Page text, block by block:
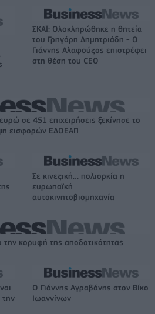
ΣΚΑΪ: Ολοκληρώθηκε η θητεία
του Γρηγόρη Δημητριάδη - Ο
Γιάννης Αλαφούζος επιστρέφει
στη θέση του CEO
σε 451 επιχειρήσεις ξεκίνησε το
εισφορών ΕΔΟΕΑΠ
Σε κινεζική… πολιορκία η
ευρωπαϊκή
αυτοκινητοβιομηχανία
κορυφή της αποδοτικότητας
Ο Γιάννης Αγραβάνης στον Βίκο
Ιωαννίνων